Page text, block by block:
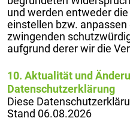
und werden entweder
einstellen bzw. anpassen
zwingenden
aufgrund derer wir die
10. Aktualität und
Datenschutzerklärung
Diese
Stand 06.08.2026